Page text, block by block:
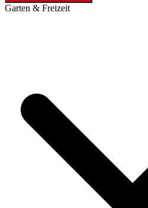
Garten & Freizeit